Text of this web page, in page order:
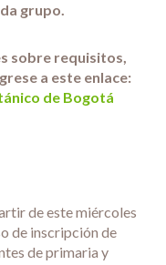
grupo.
sobre requisitos,
a este enlace:
de Bogotá
de este miércoles
de inscripción de
de primaria y